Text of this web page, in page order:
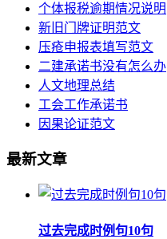
个体报税逾期情况说明
新旧门牌证明范文
压疮申报表填写范文
二建承诺书没有怎么办
人文地理总结
工会工作承诺书
因果论证范文
最新文章
过去完成时例句10句